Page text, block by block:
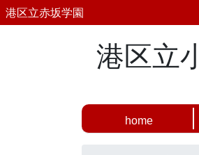
港区立赤坂学園
港区立
home